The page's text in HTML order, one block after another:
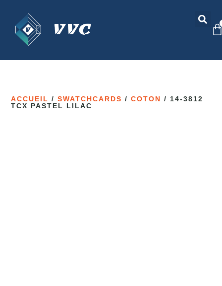
ACCUEIL /SWATCHCARDS /COTON / 14-3812
TCX PASTEL LILAC